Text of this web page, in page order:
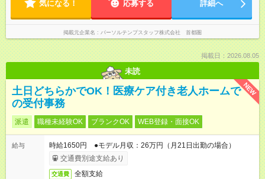
気になる！ 応募する 詳細へ
掲載元企業名 パーソルテンプスタッフ株式会社 首都圏
掲載日：2026.08.05
未読
NEW
土日どちらかでOK！医療ケア付き老人ホームで
の受付事務
派遣 職種未経験OK ブランクOK WEB登録・面接OK
給与
時給1650円 ●モデル月収：26万円（月21日出勤の場合）
交通費別途支給あり
交通費 全額支給